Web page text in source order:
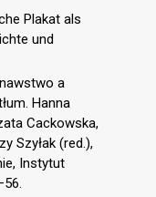
Plakat als
und
a
Hanna
Cackowska,
Szyłak (red.),
Instytut